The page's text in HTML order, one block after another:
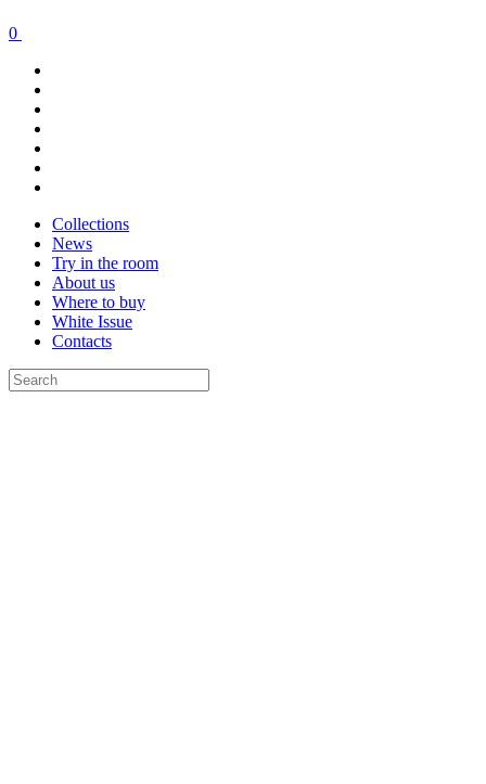
0
Collections
News
Try in the room
About us
Where to buy
White Issue
Contacts